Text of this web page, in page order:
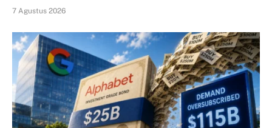
7 Agustus 2026